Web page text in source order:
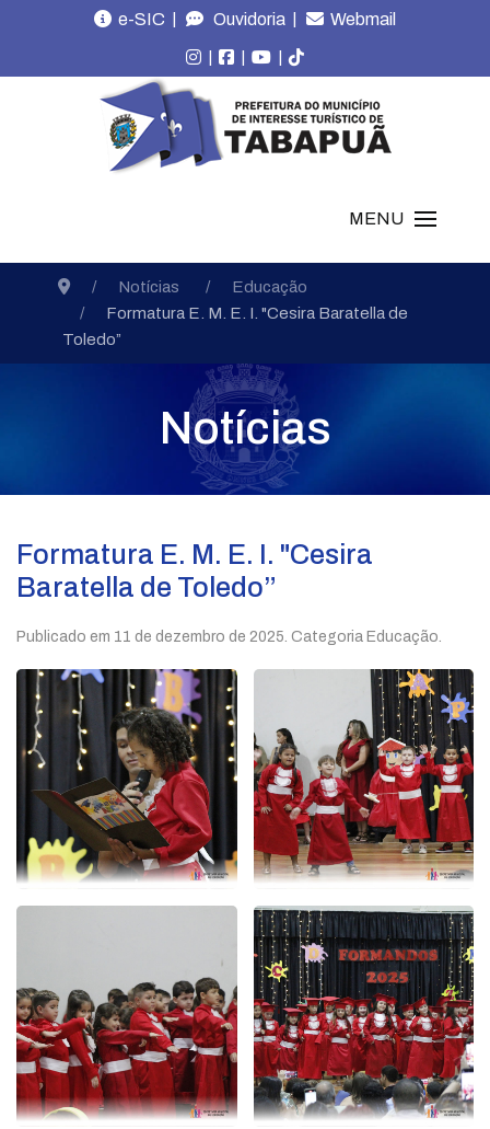
e-SIC | Ouvidoria | Webmail
| | |
MENU
Notícias
Educação
Formatura E. M. E. I. "Cesira Baratella de
Toledo”
Notícias
Formatura E. M. E. I. "Cesira
Baratella de Toledo”
Publicado em 11 de dezembro de 2025 . Categoria Educação.